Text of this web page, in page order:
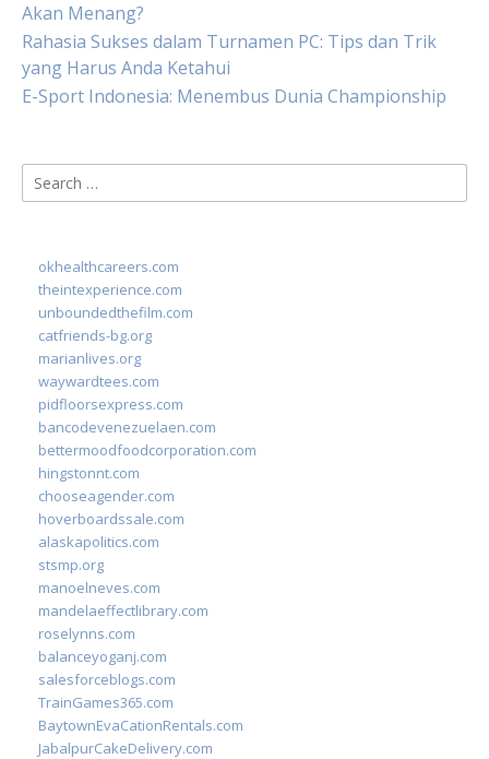
Akan Menang?
Rahasia Sukses dalam Turnamen PC: Tips dan Trik
yang Harus Anda Ketahui
E-Sport Indonesia: Menembus Dunia Championship
Search
for:
okhealthcareers.com
theintexperience.com
unboundedthefilm.com
catfriends-bg.org
marianlives.org
waywardtees.com
pidfloorsexpress.com
bancodevenezuelaen.com
bettermoodfoodcorporation.com
hingstonnt.com
chooseagender.com
hoverboardssale.com
alaskapolitics.com
stsmp.org
manoelneves.com
mandelaeffectlibrary.com
roselynns.com
balanceyoganj.com
salesforceblogs.com
TrainGames365.com
BaytownEvaCationRentals.com
JabalpurCakeDelivery.com